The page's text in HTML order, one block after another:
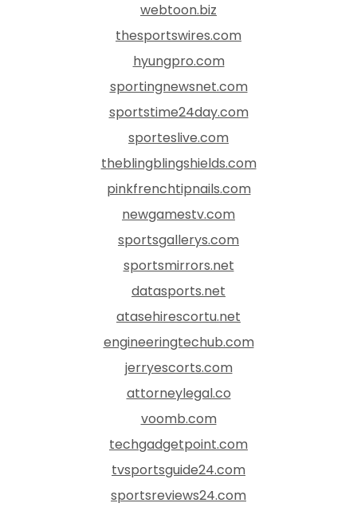
webtoon.biz
thesportswires.com
hyungpro.com
sportingnewsnet.com
sportstime24day.com
sporteslive.com
theblingblingshields.com
pinkfrenchtipnails.com
newgamestv.com
sportsgallerys.com
sportsmirrors.net
datasports.net
atasehirescortu.net
engineeringtechub.com
jerryescorts.com
attorneylegal.co
voomb.com
techgadgetpoint.com
tvsportsguide24.com
sportsreviews24.com